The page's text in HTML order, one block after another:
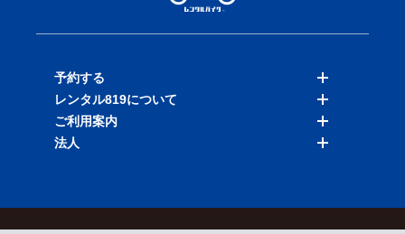
予約する
バイクを探す
店舗を探す
レンタル819について
料金表
ご利用案内
法人